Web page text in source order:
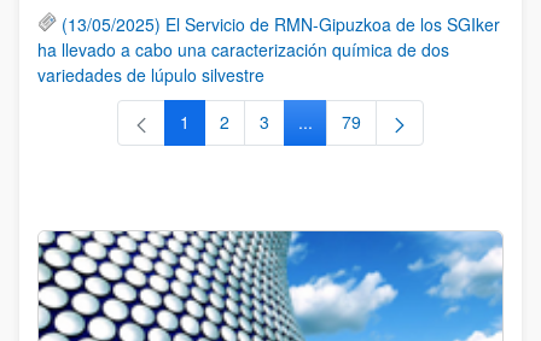
(13/05/2025) El Servicio de RMN-Gipuzkoa de los SGIker
ha llevado a cabo una caracterización química de dos
variedades de lúpulo silvestre
Página
1 Página
2 Página
3 ...Páginas intermedias Use TAB
Página
79